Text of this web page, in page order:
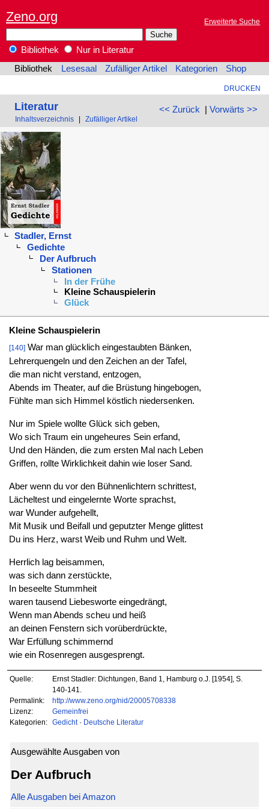
Zeno.org Erweiterte Suche
Bibliothek
Nur in Literatur
Bibliothek
Lesesaal Zufälliger Artikel Kategorien Shop
DRUCKEN
<< Zurück | Vorwärts >>
Literatur
Inhaltsverzeichnis Zufälliger Artikel
Stadler, Ernst
Gedichte
Der Aufbruch
Stationen
In der Frühe
Kleine Schauspielerin
Glück
Kleine Schauspielerin
[140]War man glücklich eingestaubten Bänken,
Lehrerquengeln und den Zeichen an der Tafel,
die man nicht verstand, entzogen,
Abends im Theater, auf die Brüstung hingebogen,
Fühlte man sich Himmel köstlich niedersenken.
Nur im Spiele wollte Glück sich geben,
Wo sich Traum ein ungeheures Sein erfand,
Und den Händen, die zum ersten Mal nach Leben
Griffen, rollte Wirklichkeit dahin wie loser Sand.
Aber wenn du vor den Bühnenlichtern schrittest,
Lächeltest und eingelernte Worte sprachst,
war Wunder aufgehellt,
Mit Musik und Beifall und geputzter Menge glittest
Du ins Herz, warst Weib und Ruhm und Welt.
Herrlich lag beisammen,
was sich dann zerstückte,
In beseelte Stummheit
waren tausend Liebesworte eingedrängt,
Wenn man Abends scheu und heiß
an deinen Fenstern sich vorüberdrückte,
War Erfüllung schimmernd
wie ein Rosenregen ausgesprengt.
Quelle:
Ernst Stadler: Dichtungen, Band 1, Hamburg o.J. [1954], S.
140-141.
Permalink:
http://www.zeno.org/nid/20005708338
Lizenz:
Gemeinfrei
Kategorien:
Gedicht· Deutsche Literatur
Ausgewählte Ausgaben von
Der Aufbruch
Alle Ausgaben bei Amazon